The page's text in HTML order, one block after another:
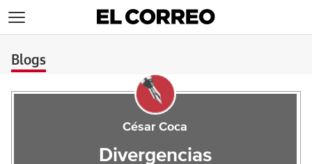
Blogs
César Coca
Divergencias